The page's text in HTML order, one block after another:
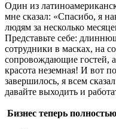
Один из
мне сказал: «Спасибо, я
людям за несколько
Представьте себе:
сотрудники в масках, на
сопровождающие гостей,
красота неземная! И вот
завершилось, я всем
давайте выходить и
Бизнес теперь